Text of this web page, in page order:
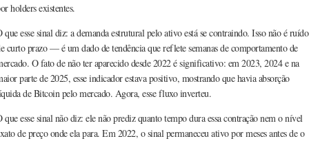
holders existentes.
que esse sinal diz: a demanda estrutural pelo ativo está se contraindo. Isso não é ruído
curto prazo — é um dado de tendência que reflete semanas de comportamento de
O fato de não ter aparecido desde 2022 é significativo: em 2023, 2024 e na
parte de 2025, esse indicador estava positivo, mostrando que havia absorção
de Bitcoin pelo mercado. Agora, esse fluxo inverteu.
que esse sinal não diz: ele não prediz quanto tempo dura essa contração nem o nível
de preço onde ela para. Em 2022, o sinal permaneceu ativo por meses antes de o